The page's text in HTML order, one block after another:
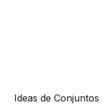
Ideas de Conjuntos